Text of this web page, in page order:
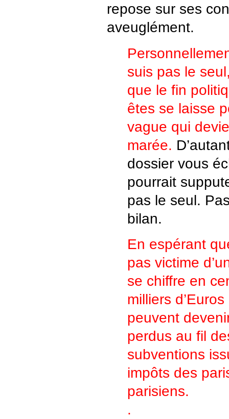
repose sur ses
aveuglément.
suis pas le
que le fin
êtes se laisse
vague qui
marée.
dossier vous
pourrait
pas le seul.
bilan.
En espérant
pas victime
se chiffre en
milliers
peuvent
perdus au fil
subventions
impôts des
parisiens.
.